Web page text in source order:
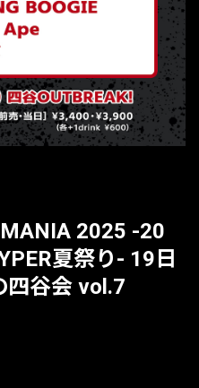
2025 -20
夏祭り- 19日
四谷会 vol.7